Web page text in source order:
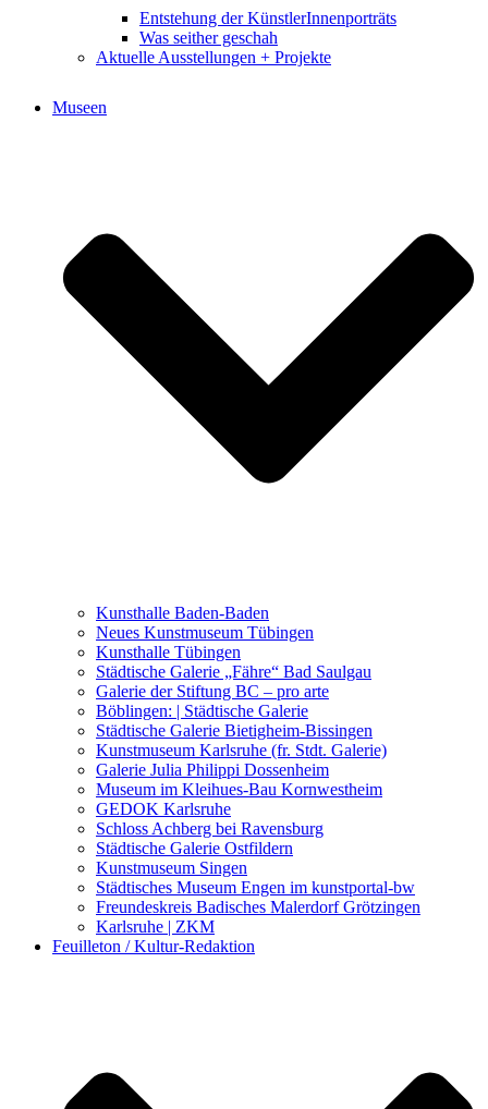
Entstehung der KünstlerInnenporträts
Was seither geschah
Aktuelle Ausstellungen + Projekte
Was seither geschah
Kunstwettbewerbe, Ausschreibungen für Künstler
Museen
Kunsthalle Baden-Baden
Neues Kunstmuseum Tübingen
Kunsthalle Tübingen
Städtische Galerie „Fähre“ Bad Saulgau
Galerie der Stiftung BC – pro arte
Böblingen: | Städtische Galerie
Städtische Galerie Bietigheim-Bissingen
Kunstmuseum Karlsruhe (fr. Stdt. Galerie)
Galerie Julia Philippi Dossenheim
Museum im Kleihues-Bau Kornwestheim
GEDOK Karlsruhe
Schloss Achberg bei Ravensburg
Städtische Galerie Ostfildern
Kunstmuseum Singen
Städtisches Museum Engen im kunstportal-bw
Freundeskreis Badisches Malerdorf Grötzingen
Karlsruhe | ZKM
Feuilleton / Kultur-Redaktion